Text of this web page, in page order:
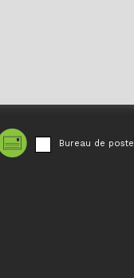
Bureau de poste